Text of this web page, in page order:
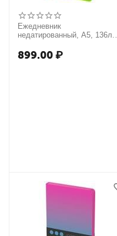
Ежедневник
недатированный, А5, 136л.,
голубой/зеленый градиент
899.00₽